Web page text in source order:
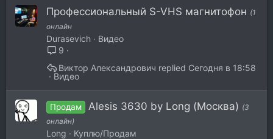
Профессиональный S-VHS магнитофон (1
онлайн
Durasevich
Видео
9
Видео
Сегодня в 18:58
Виктор Александрович
Продам Alesis 3630 by Long (Москва) (3
онлайн)
Long
Куплю/Продам